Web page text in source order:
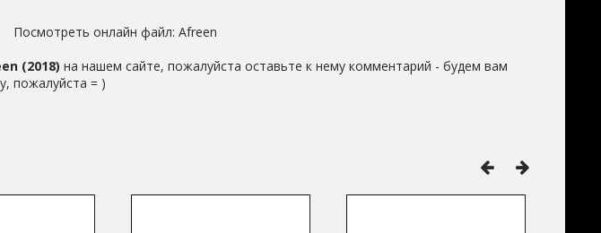
Посмотреть онлайн файл: Afreen
(2018) на нашем сайте, пожалуйста оставьте к нему комментарий - будем вам
пожалуйста = )